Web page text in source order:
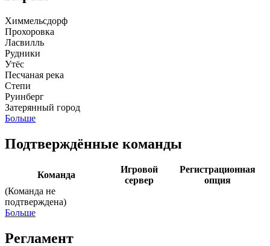
Химмельсдорф
Прохоровка
Ласвилль
Рудники
Утёс
Песчаная река
Степи
Руинберг
Затерянный город
Больше
Подтверждённые команды
Команда
Игровой
сервер
Регистрационная
опция
(Команда не
подтверждена)
Больше
Регламент